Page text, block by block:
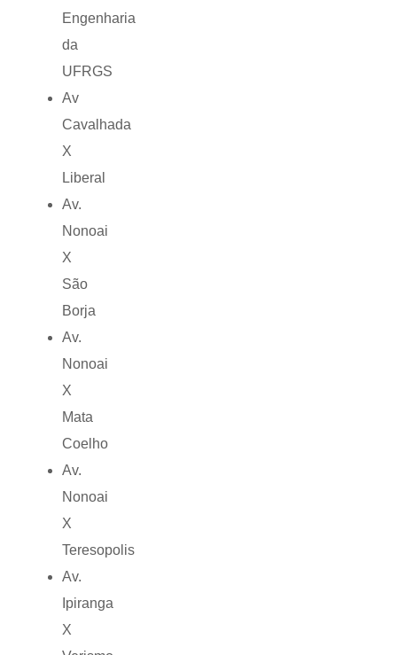
Engenharia
da
UFRGS
Av
Cavalhada
X
Liberal
Av.
Nonoai
X
São
Borja
Av.
Nonoai
X
Mata
Coelho
Av.
Nonoai
X
Teresopolis
Av.
Ipiranga
X